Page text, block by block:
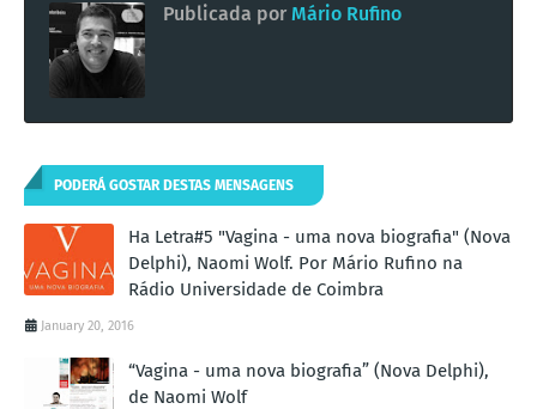
Publicada por Mário Rufino
PODERÁ GOSTAR DESTAS MENSAGENS
Ha Letra#5 "Vagina - uma nova biografia" (Nova
Delphi), Naomi Wolf. Por Mário Rufino na
Rádio Universidade de Coimbra
January 20, 2016
“Vagina - uma nova biografia” (Nova Delphi),
de Naomi Wolf